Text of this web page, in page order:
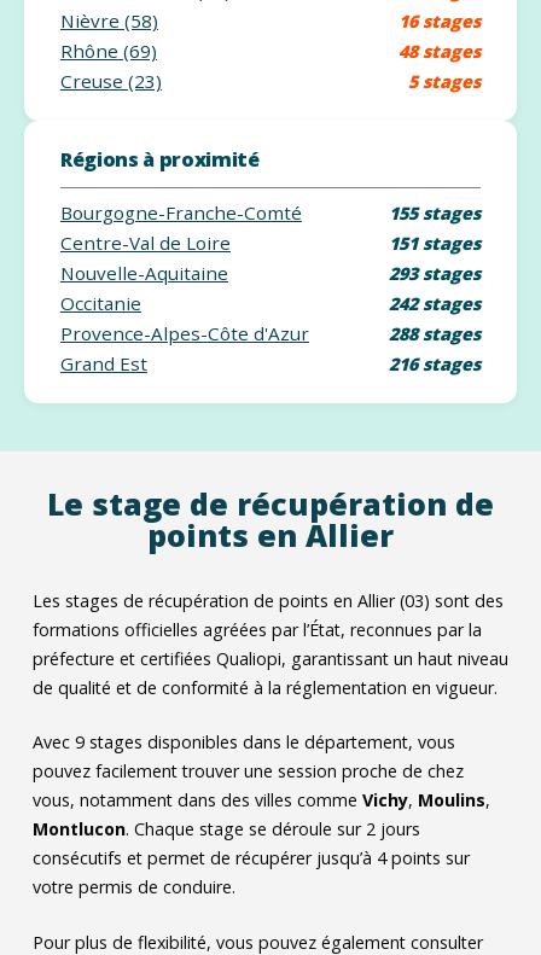
Nièvre (58) 16 stages
Rhône (69) 48 stages
Creuse (23) 5 stages
Régions à proximité
Bourgogne-Franche-Comté 155 stages
Centre-Val de Loire 151 stages
Nouvelle-Aquitaine 293 stages
Occitanie 242 stages
Provence-Alpes-Côte d'Azur 288 stages
Grand Est 216 stages
Le stage de récupération de
points en Allier
Les stages de récupération de points en Allier (03) sont des
formations officielles agréées par l’État, reconnues par la
préfecture et certifiées Qualiopi, garantissant un haut niveau
de qualité et de conformité à la réglementation en vigueur.
Avec 9stages disponibles dans le département, vous
pouvez facilement trouver une session proche de chez
vous, notamment dans des villes comme Vichy, Moulins,
Montlucon. Chaque stage se déroule sur 2 jours
consécutifs et permet de récupérer jusqu’à 4 points sur
votre permis de conduire.
Pour plus de flexibilité, vous pouvez également consulter